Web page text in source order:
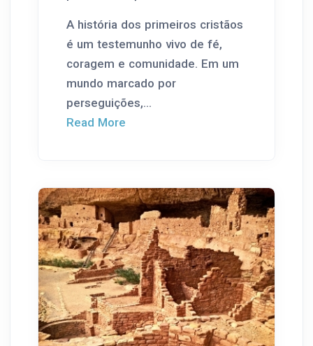
A história dos primeiros cristãos
é um testemunho vivo de fé,
coragem e comunidade. Em um
mundo marcado por
perseguições,...
Read More